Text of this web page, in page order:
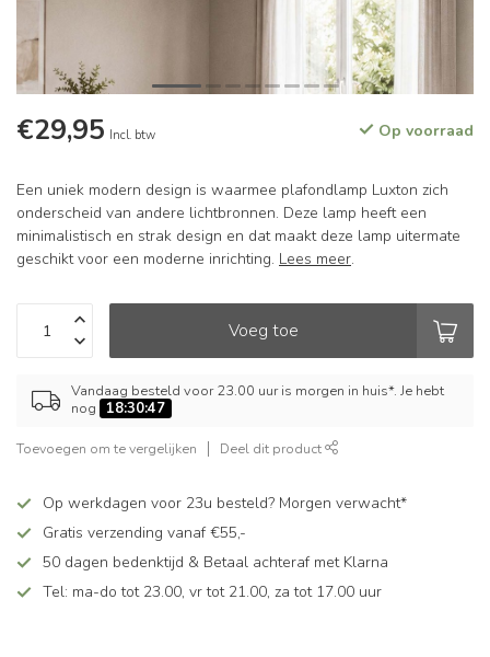
€29,95 Incl. btw Op voorraad
Een uniek modern design is waarmee plafondlamp Luxton zich
onderscheid van andere lichtbronnen. Deze lamp heeft een
minimalistisch en strak design en dat maakt deze lamp uitermate
geschikt voor een moderne inrichting. Lees meer.
Voeg toe
Vandaag besteld voor 23.00 uur is morgen in huis*. Je hebt
nog
18:30:47
Toevoegen om te vergelijken Deel dit product
Op werkdagen voor 23u besteld? Morgen verwacht*
Gratis verzending vanaf €55,-
50 dagen bedenktijd & Betaal achteraf met Klarna
Tel: ma-do tot 23.00, vr tot 21.00, za tot 17.00 uur